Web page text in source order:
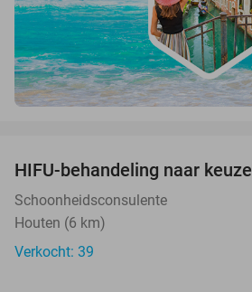
HIFU-behandeling naar keuze
Schoonheidsconsulente
Houten (6 km)
Verkocht: 39